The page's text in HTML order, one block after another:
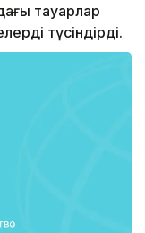
тауарлар
түсіндірді.